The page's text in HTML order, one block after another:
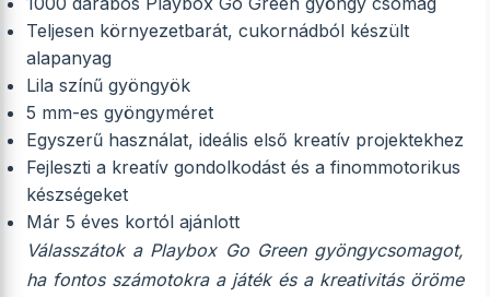
Teljesen környezetbarát, cukornádból készült
alapanyag
Lila színű gyöngyök
5 mm-es gyöngyméret
Egyszerű használat, ideális első kreatív projektekhez
Fejleszti a kreatív gondolkodást és a finommotorikus
készségeket
Már 5 éves kortól ajánlott
Válasszátok a Playbox Go Green gyöngycsomagot,
ha fontos számotokra a játék és a kreativitás öröme